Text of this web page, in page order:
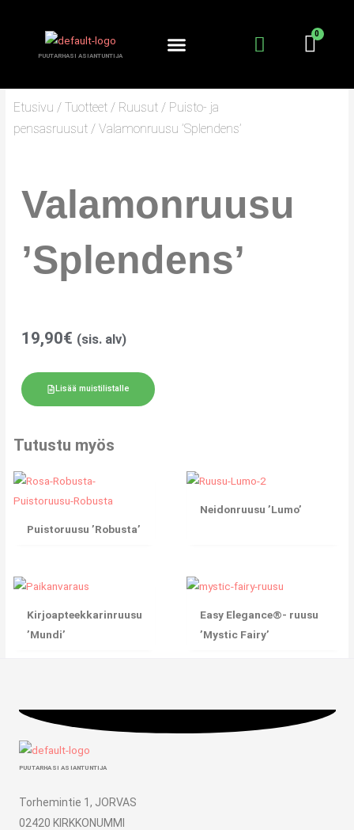
PUUTARHASI ASIANTUNTIJA
Etusivu /Tuotteet / Ruusut / Puisto- ja
pensasruusut / Valamonruusu ’Splendens’
Valamonruusu
’Splendens’
19,90€ (sis. alv)
Lisää muistilistalle
Tutustu myös
Puistoruusu ’Robusta’
Neidonruusu ’Lumo’
Kirjoapteekkarinruusu
’Mundi’
Easy Elegance®- ruusu
’Mystic Fairy’
PUUTARHASI ASIANTUNTIJA
Torhemintie 1, JORVAS
02420 KIRKKONUMMI